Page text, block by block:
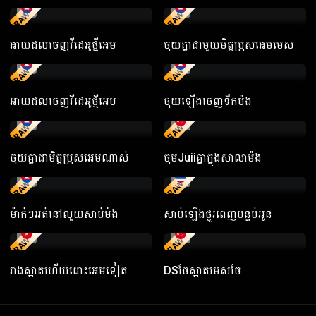
RAW
អាយដលចេញវីដេអូថ្មីអេម
RAW
ចុយគ្នាជាមួយមិត្តប្រុសអេមមេស
RAW
អាយដលចេញវីដេអូថ្មីអេម
RAW
ចុយឡើងចេញទឹកម៉ង
RAW
ចុយគ្នាជាមិត្តប្រុសអេមណាស់
RAW
ចុមJuiiគ្នាក្នុងសាលាម៉ង
RAW
ម៉ាក់ៗអត់នៅលួយសាប់ម៉ង
RAW
សាប់ឡើងថ្ងូរពេញបន្ទប់អូន
RAW
រាងស្អាតហើយដោះអេមទៀត
RAW
DSចែស្អាតមេសចែ